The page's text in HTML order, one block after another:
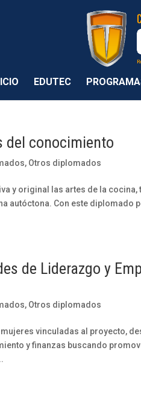
EDUTEC
del conocimiento
, Otros diplomados
y original las artes de la
autóctona. Con este
de Liderazgo y
, Otros diplomados
vinculadas al proyecto,
y finanzas buscando